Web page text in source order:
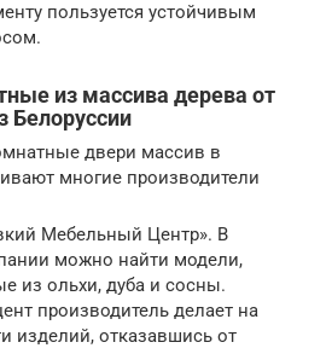
пользуется устойчивым
из массива дерева от
Белоруссии
двери массив в
многие производители
Мебельный Центр». В
можно найти модели,
из ольхи, дуба и сосны.
производитель делает на
изделий, отказавшись от